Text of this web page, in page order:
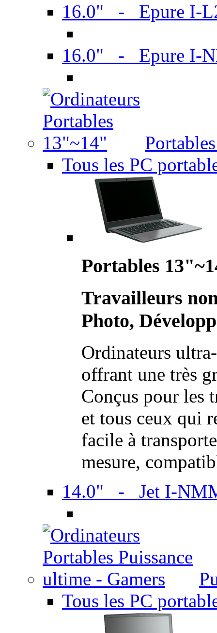
16.0" - Epure I-
16.0" - Epure I-
Tous les PC
Portables
Travailleurs
Photo,
Ordinateurs
offrant une très
Conçus pour les
et tous ceux qui
facile à
mesure,
14.0" - Jet I-
Tous les PC